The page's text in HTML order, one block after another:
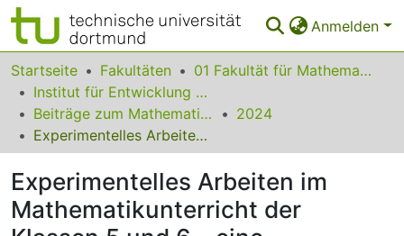
Anmelden
Bereiche & Sammlungen
Das gesamte Repositorium
Statistiken
FAQ
Leitlinien
Startseite Fakultäten
01 Fakultät für Mathematik
Institut für Entwicklung und Erforschung des Mathematikunterrichts
Beiträge zum Mathematikunterricht
2024
Experimentelles Arbeiten im Mathematikunterricht der Klassen 5 und 6 – eine Fortbildung im Blended-Learning-Format
Experimentelles Arbeiten im
Mathematikunterricht der